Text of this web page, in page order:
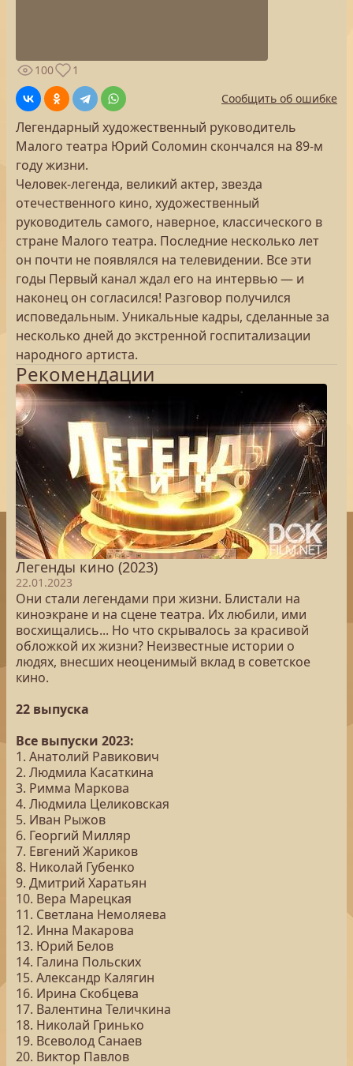
100
1
Сообщить об ошибке
Легендарный художественный руководитель
Малого театра Юрий Соломин скончался на 89-м
году жизни.
Человек-легенда, великий актер, звезда
отечественного кино, художественный
руководитель самого, наверное, классического в
стране Малого театра. Последние несколько лет
он почти не появлялся на телевидении. Все эти
годы Первый канал ждал его на интервью — и
наконец он согласился! Разговор получился
исповедальным. Уникальные кадры, сделанные за
несколько дней до экстренной госпитализации
народного артиста.
Рекомендации
Легенды кино (2023)
22.01.2023
Они стали легендами при жизни. Блистали на
киноэкране и на сцене театра. Их любили, ими
восхищались... Но что скрывалось за красивой
обложкой их жизни? Неизвестные истории о
людях, внесших неоценимый вклад в советское
кино.
22 выпуска
Все выпуски 2023:
1. Анатолий Равикович
2. Людмила Касаткина
3. Римма Маркова
4. Людмила Целиковская
5. Иван Рыжов
6. Георгий Милляр
7. Евгений Жариков
8. Николай Губенко
9. Дмитрий Харатьян
10. Вера Марецкая
11. Светлана Немоляева
12. Инна Макарова
13. Юрий Белов
14. Галина Польских
15. Александр Калягин
16. Ирина Скобцева
17. Валентина Теличкина
18. Николай Гринько
19. Всеволод Санаев
20. Виктор Павлов